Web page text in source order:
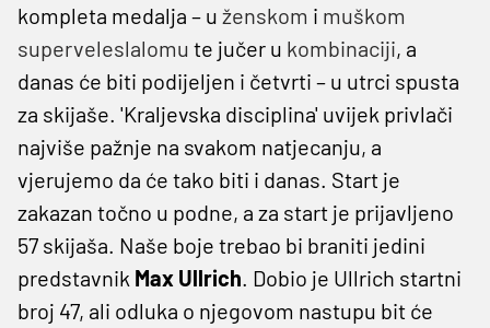
kompleta medalja – u ženskom i muškom
superveleslalomu te jučer u kombinaciji, a
danas će biti podijeljen i četvrti – u utrci spusta
za skijaše. 'Kraljevska disciplina' uvijek privlači
najviše pažnje na svakom natjecanju, a
vjerujemo da će tako biti i danas. Start je
zakazan točno u podne, a za start je prijavljeno
57 skijaša. Naše boje trebao bi braniti jedini
predstavnik Max Ullrich. Dobio je Ullrich startni
broj 47, ali odluka o njegovom nastupu bit će